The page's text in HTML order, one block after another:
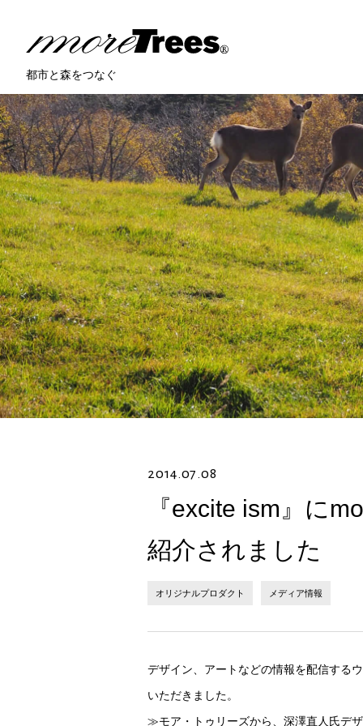
都市と森をつなぐ
2014.07.08
『excite ism』に
紹介されました
オリジナルプロダクト メディア情報
デザイン、アートなどの情報を配信する
いただきました。
≫モア・トゥリーズから、深澤直人氏デ